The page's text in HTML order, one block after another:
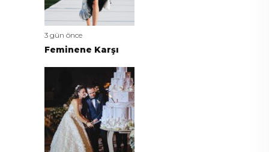
3 gün önce
Feminene Karşı